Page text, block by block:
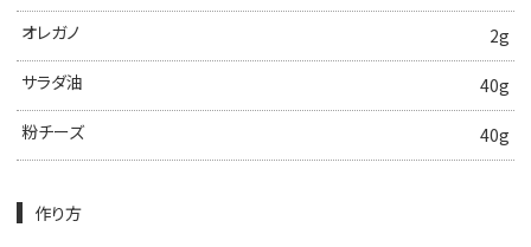
オレガノ
2g
サラダ油
40g
粉チーズ
40g
作り方